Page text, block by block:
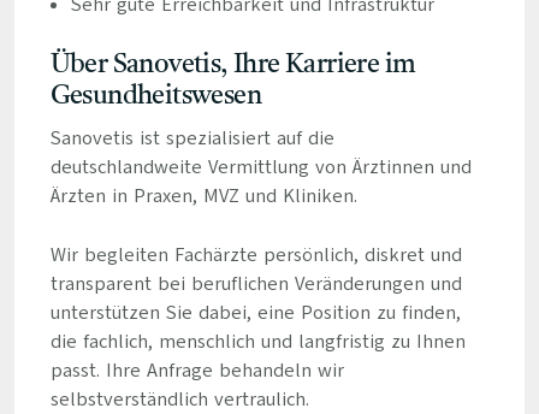
Über Sanovetis, Ihre Karriere im
Gesundheitswesen
Sanovetis ist spezialisiert auf die
deutschlandweite Vermittlung von Ärztinnen und
Ärzten in Praxen, MVZ und Kliniken.
Wir begleiten Fachärzte persönlich, diskret und
transparent bei beruflichen Veränderungen und
unterstützen Sie dabei, eine Position zu finden,
die fachlich, menschlich und langfristig zu Ihnen
passt. Ihre Anfrage behandeln wir
selbstverständlich vertraulich.